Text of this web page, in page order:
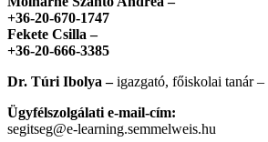
+36-20-670-1747
Fekete Csilla –
+36-20-666-3385
Dr. Túri Ibolya –igazgató, főiskolai tanár
Ügyfélszolgálati e-mail-cím:
segitseg@e-learning.semmelweis.hu